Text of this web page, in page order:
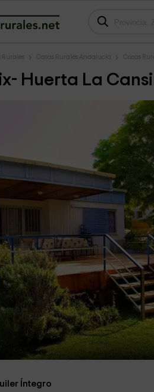
Rurales Casas Rurales Andalucía Casas
Huerta La
Íntegro